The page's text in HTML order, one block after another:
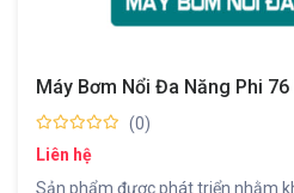
Máy Bơm Nổi Đa Năng Phi 76
(0)
Liên hệ
Sản phẩm được phát triển nhằm